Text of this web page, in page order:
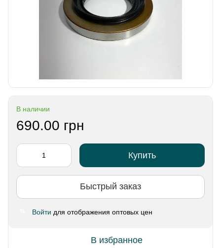
В наличии
690.00 грн
Купить
Быстрый заказ
Войти для отображения оптовых цен
В избранное